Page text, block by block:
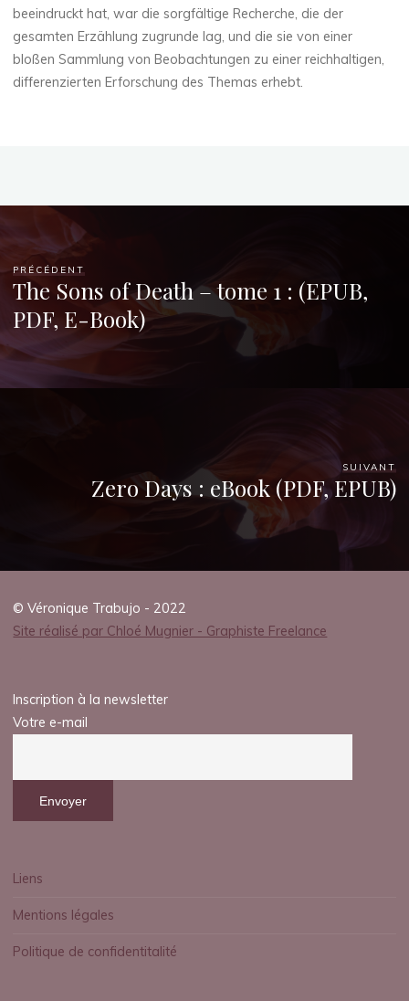
beeindruckt hat, war die sorgfältige Recherche, die der
gesamten Erzählung zugrunde lag, und die sie von einer
bloßen Sammlung von Beobachtungen zu einer reichhaltigen,
differenzierten Erforschung des Themas erhebt.
PRÉCÉDENT
The Sons of Death – tome 1 : (EPUB,
PDF, E-Book)
SUIVANT
Zero Days : eBook (PDF, EPUB)
© Véronique Trabujo - 2022
Site réalisé par Chloé Mugnier - Graphiste Freelance
Inscription à la newsletter
Votre e-mail
Liens
Mentions légales
Politique de confidentitalité